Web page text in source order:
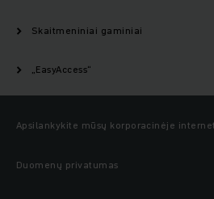
Skaitmeniniai gaminiai
„EasyAccess“
Apsilankykite mūsų korporacinėje
Duomenų privatumas